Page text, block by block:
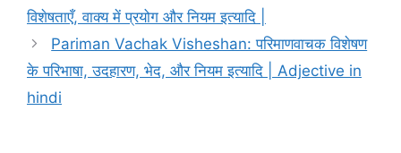
विशेषताएँ, वाक्य में प्रयोग और नियम इत्यादि |
Pariman Vachak Visheshan: परिमाणवाचक विशेषण
के परिभाषा, उदहारण, भेद, और नियम इत्यादि | Adjective in
hindi